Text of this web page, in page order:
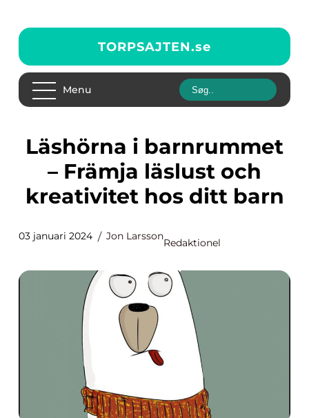
TORPSAJTEN.se
Menu
Läshörna i barnrummet
– Främja läslust och
kreativitet hos ditt barn
03 januari 2024 Jon Larsson
Redaktionel